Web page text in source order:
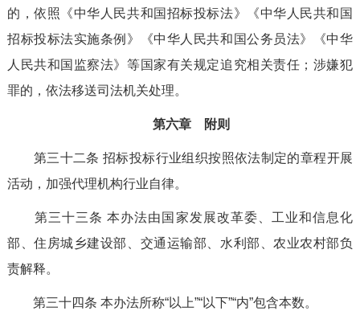
的，依照《中华人民共和国招标投标法》《中华人民共和国
招标投标法实施条例》《中华人民共和国公务员法》《中华
人民共和国监察法》等国家有关规定追究相关责任；涉嫌犯
罪的，依法移送司法机关处理。
第六章 附则
第三十二条招标投标行业组织按照依法制定的章程开展
活动，加强代理机构行业自律。
第三十三条本办法由国家发展改革委、 工业和信息化
部、住房城乡建设部、交通运输部、水利部、农业农村部负
责解释。
第三十四条 本办法所称“以上”“以下”“内”包含本数。